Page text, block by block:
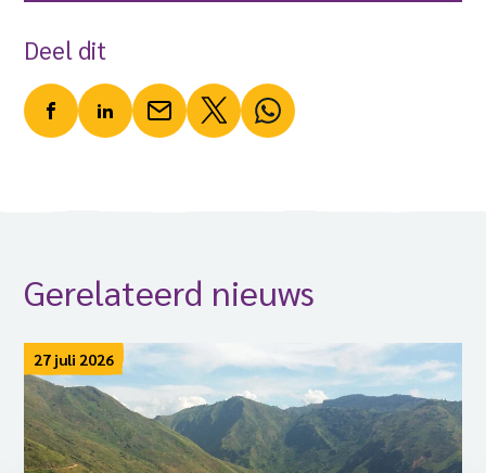
Deel dit
Gerelateerd nieuws
27 juli 2026